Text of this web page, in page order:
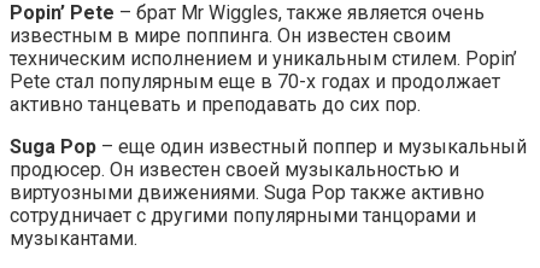
Popin’ Pete – брат Mr Wiggles, также является очень
известным в мире поппинга. Он известен своим
техническим исполнением и уникальным стилем. Popin’
Pete стал популярным еще в 70-х годах и продолжает
активно танцевать и преподавать до сих пор.
Suga Pop – еще один известный поппер и музыкальный
продюсер. Он известен своей музыкальностью и
виртуозными движениями. Suga Pop также активно
сотрудничает с другими популярными танцорами и
музыкантами.